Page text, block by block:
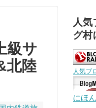
級サ
北陸
人
グ村
人気ブ
にほ